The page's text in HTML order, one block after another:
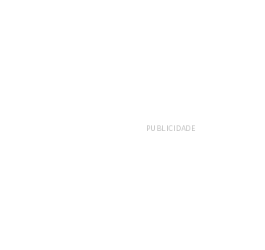
PUBLICIDADE